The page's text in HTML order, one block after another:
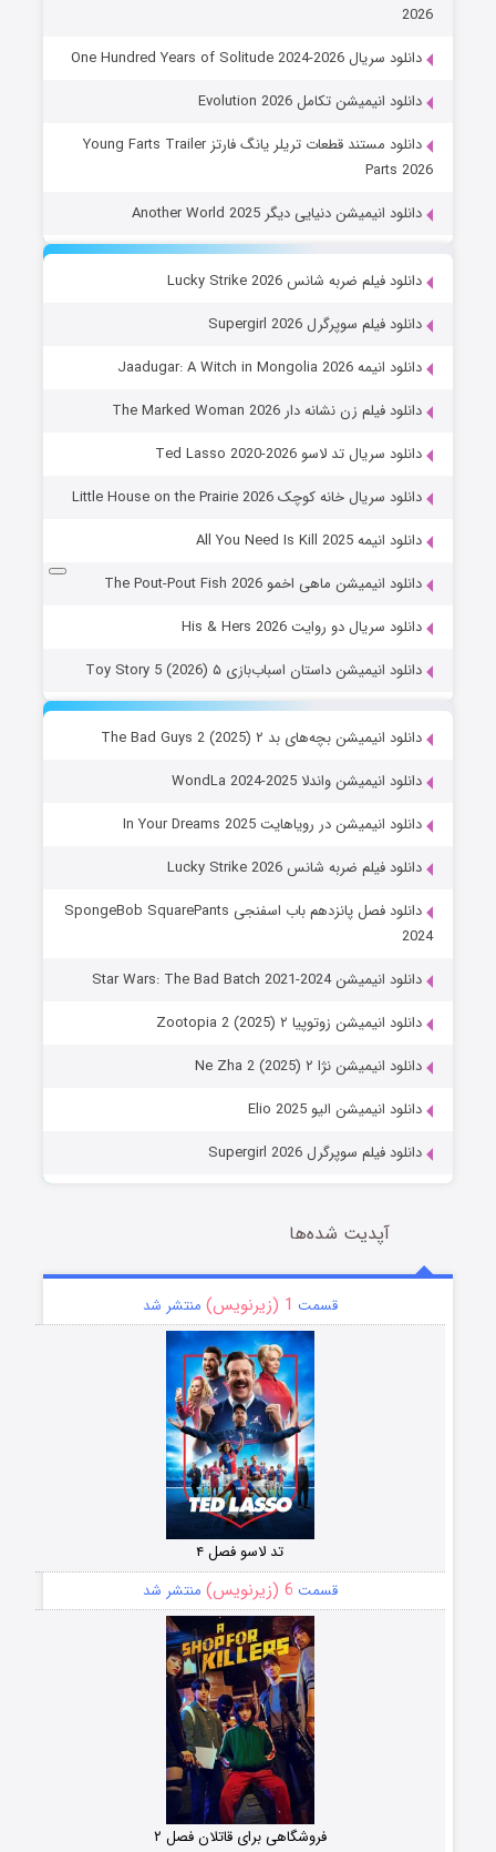
2026
دانلود سریال One Hundred Years of Solitude 2024-2026
دانلود انیمیشن تکامل Evolution 2026
دانلود مستند قطعات تریلر یانگ فارتز Young Farts Trailer
Parts 2026
دانلود انیمیشن دنیایی دیگر Another World 2025
دانلود فیلم ضربه شانس Lucky Strike 2026
دانلود فیلم سوپرگرل Supergirl 2026
دانلود انیمه Jaadugar: A Witch in Mongolia 2026
دانلود فیلم زن نشانه دار The Marked Woman 2026
دانلود سریال تد لاسو Ted Lasso 2020-2026
دانلود سریال خانه کوچک Little House on the Prairie 2026
دانلود انیمه All You Need Is Kill 2025
دانلود انیمیشن ماهی اخمو The Pout-Pout Fish 2026
دانلود سریال دو روایت His & Hers 2026
دانلود انیمیشن داستان اسباب‌بازی ۵ Toy Story 5 (2026)
دانلود انیمیشن بچه‌های بد ۲ The Bad Guys 2 (2025)
دانلود انیمیشن واندلا WondLa 2024-2025
دانلود انیمیشن در رویاهایت In Your Dreams 2025
دانلود فیلم ضربه شانس Lucky Strike 2026
دانلود فصل پانزدهم باب اسفنجی SpongeBob SquarePants
2024
دانلود انیمیشن Star Wars: The Bad Batch 2021-2024
دانلود انیمیشن زوتوپیا ۲ Zootopia 2 (2025)
دانلود انیمیشن نژا ۲ Ne Zha 2 (2025)
دانلود انیمیشن الیو Elio 2025
دانلود فیلم سوپرگرل Supergirl 2026
آپدیت شده‌ها
قسمت 1 (زیرنویس) منتشر شد
تد لاسو فصل ۴
قسمت 6 (زیرنویس) منتشر شد
فروشگاهی برای قاتلان فصل ۲